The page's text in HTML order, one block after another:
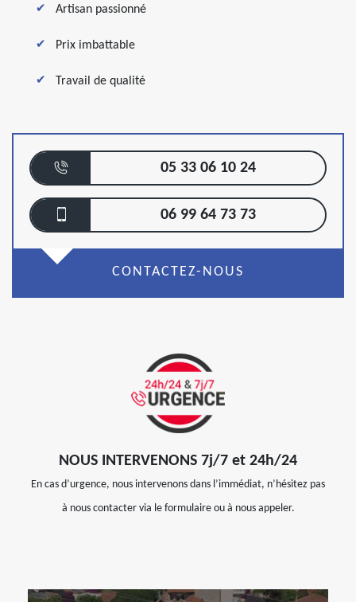
Artisan passionné
Prix imbattable
Travail de qualité
05 33 06 10 24
06 99 64 73 73
CONTACTEZ-NOUS
NOUS INTERVENONS 7j/7 et 24h/24
En cas d’urgence, nous intervenons dans l’immédiat, n’hésitez pas
à nous contacter via le formulaire ou à nous appeler.